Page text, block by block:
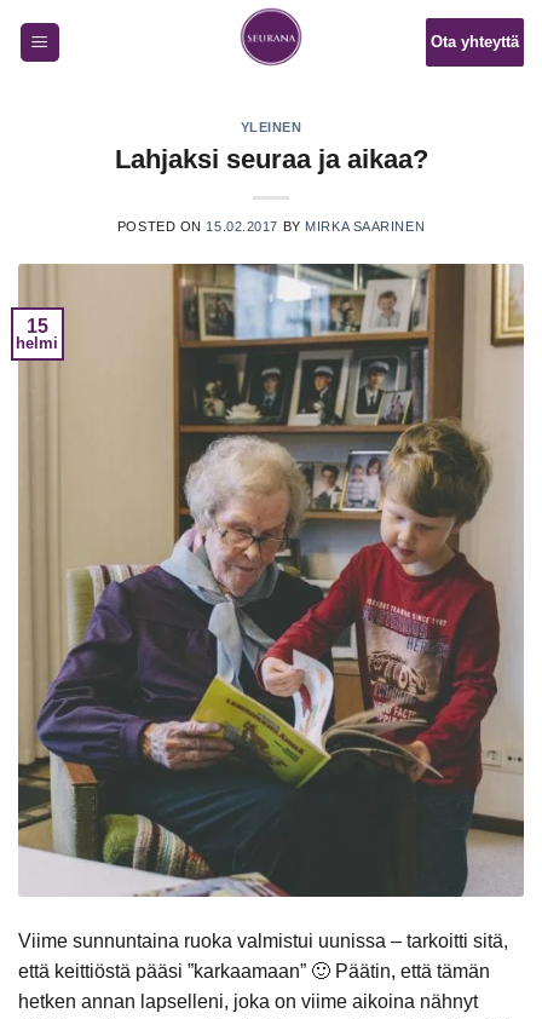
Ota yhteyttä
YLEINEN
Lahjaksi seuraa ja aikaa?
POSTED ON 15.02.2017 BY MIRKA SAARINEN
15
helmi
Viime sunnuntaina ruoka valmistui uunissa – tarkoitti sitä,
että keittiöstä pääsi ”karkaamaan” 🙂 Päätin, että tämän
hetken annan lapselleni, joka on viime aikoina nähnyt